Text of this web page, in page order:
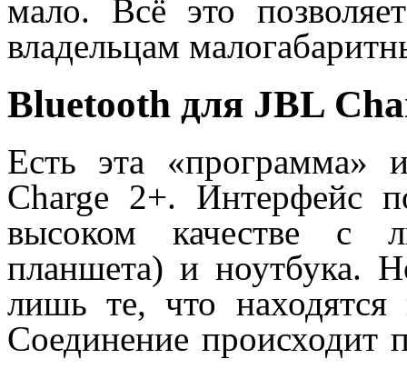
мало. Всё это
владельцам
Bluetooth для JBL
Есть эта «программа»
Charge 2+. Интерфейс
высоком качестве с
планшета) и ноутбука.
лишь те, что находятся
Соединение происходит